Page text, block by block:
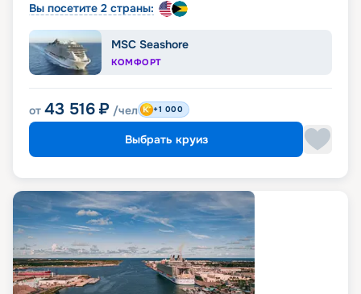
Вы посетите 2 страны:
MSC Seashore
КОМФОРТ
от 43 516 ₽ /чел +1 000
Выбрать круиз